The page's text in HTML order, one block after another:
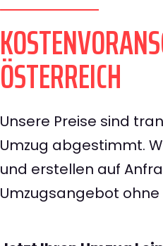
ÖSTERREICH
Unsere Preise sind
Umzug abgestimmt.
und erstellen auf
Umzugsangebot